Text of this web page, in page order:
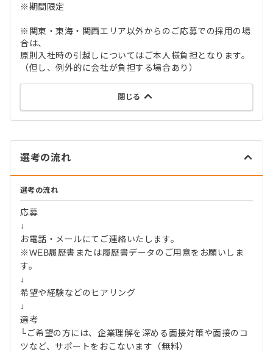
※期間限定
※関東・東海・関西エリア以外からのご応募での採用の場
合は、
原則入社時の引越しについてはご本人様負担となります。
（但し、例外的に会社が負担する場合あり）
閉じる
選考の流れ
選考の流れ
応募
↓
お電話・メールにてご連絡いたします。
※WEB履歴書または履歴書データのご用意をお願いしま
す。
↓
希望や経験などのヒアリング
↓
選考
└ご希望の方には、企業理解を深める面接対策や面接のコ
ツなど、サポートをおこないます（無料）